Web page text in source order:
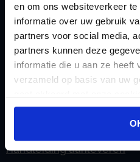
en om ons websiteverkeer
informatie over uw gebruik
partners voor social media,
partners kunnen deze
informatie die u aan ze heeft
verzameld op basis van uw
gebruiken.
Geleidebiljet jaarstukken
2023
Geleidebiljet jaarstukken
2024
Geleidebiljet jaarstukken
Handleiding aanleveren